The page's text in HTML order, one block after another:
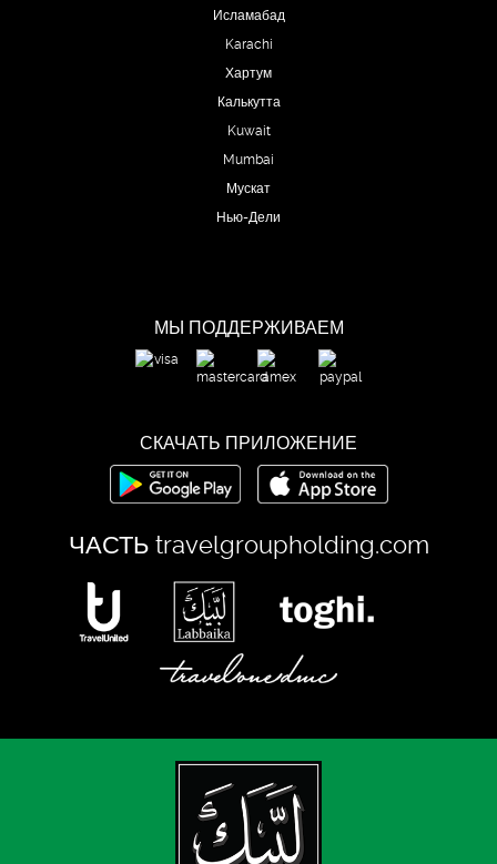
Исламабад
Karachi
Хартум
Калькутта
Kuwait
Mumbai
Мускат
Нью-Дели
МЫ ПОДДЕРЖИВАЕМ
СКАЧАТЬ ПРИЛОЖЕНИЕ
ЧАСТЬ travelgroupholding.com